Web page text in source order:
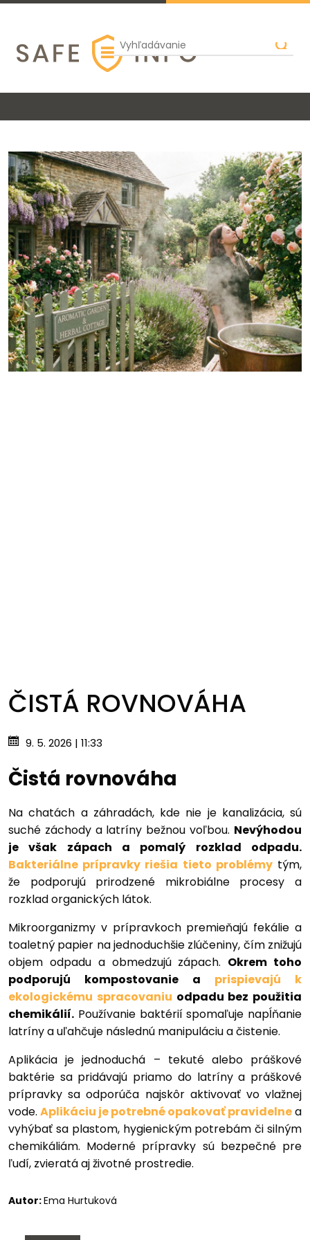
ČISTÁ ROVNOVÁHA
9. 5. 2026 | 11:33
Čistá rovnováha
Na chatách a záhradách, kde nie je kanalizácia, sú
suché záchody a latríny bežnou voľbou. Nevýhodou
je však zápach a pomalý rozklad odpadu.
Bakteriálne prípravky riešia tieto problémytým,
že podporujú prirodzené mikrobiálne procesy a
rozklad organických látok.
Mikroorganizmy v prípravkoch premieňajú fekálie a
toaletný papier na jednoduchšie zlúčeniny, čím znižujú
objem odpadu a obmedzujú zápach. Okrem toho
podporujú kompostovanie a prispievajú k
ekologickému spracovaniu odpadu bez použitia
chemikálií. Používanie baktérií spomaľuje napĺňanie
latríny a uľahčuje následnú manipuláciu a čistenie.
Aplikácia je jednoduchá – tekuté alebo práškové
baktérie sa pridávajú priamo do latríny a práškové
prípravky sa odporúča najskôr aktivovať vo vlažnej
vode. Aplikáciu je potrebné opakovať pravidelnea
vyhýbať sa plastom, hygienickým potrebám či silným
chemikáliám. Moderné prípravky sú bezpečné pre
ľudí, zvieratá aj životné prostredie.
Autor:Ema Hurtuková